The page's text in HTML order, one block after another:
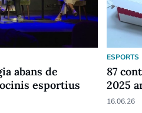
abans de
esportius
ESPORTS
87
2025
16.06.26